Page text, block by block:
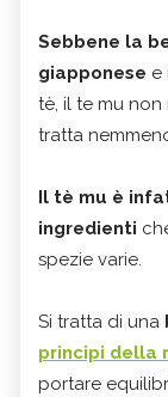
Sebbene la
giapponese e
tè, il te mu non
tratta
Il tè mu è
ingredienti
spezie varie.
Si tratta di una
principi della
portare